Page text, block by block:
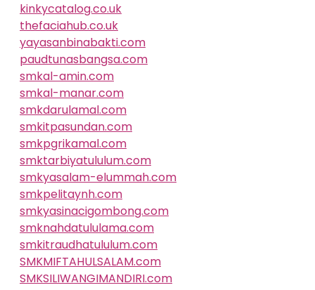
kinkycatalog.co.uk
thefaciahub.co.uk
yayasanbinabakti.com
paudtunasbangsa.com
smkal-amin.com
smkal-manar.com
smkdarulamal.com
smkitpasundan.com
smkpgrikamal.com
smktarbiyatululum.com
smkyasalam-elummah.com
smkpelitaynh.com
smkyasinacigombong.com
smknahdatululama.com
smkitraudhatululum.com
SMKMIFTAHULSALAM.com
SMKSILIWANGIMANDIRI.com